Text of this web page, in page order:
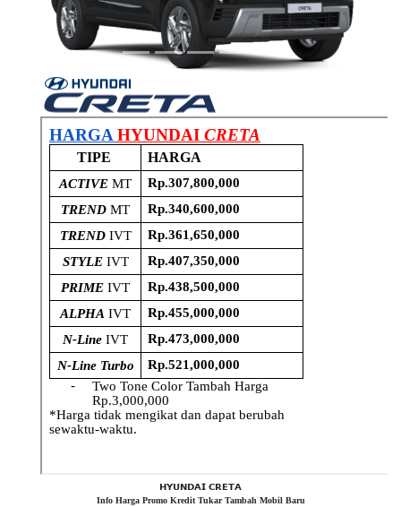
𝗛𝗬𝗨𝗡𝗗𝗔𝗜 𝗖𝗥𝗘𝗧𝗔
Info Harga Promo Kredit Tukar Tambah Mobil Baru